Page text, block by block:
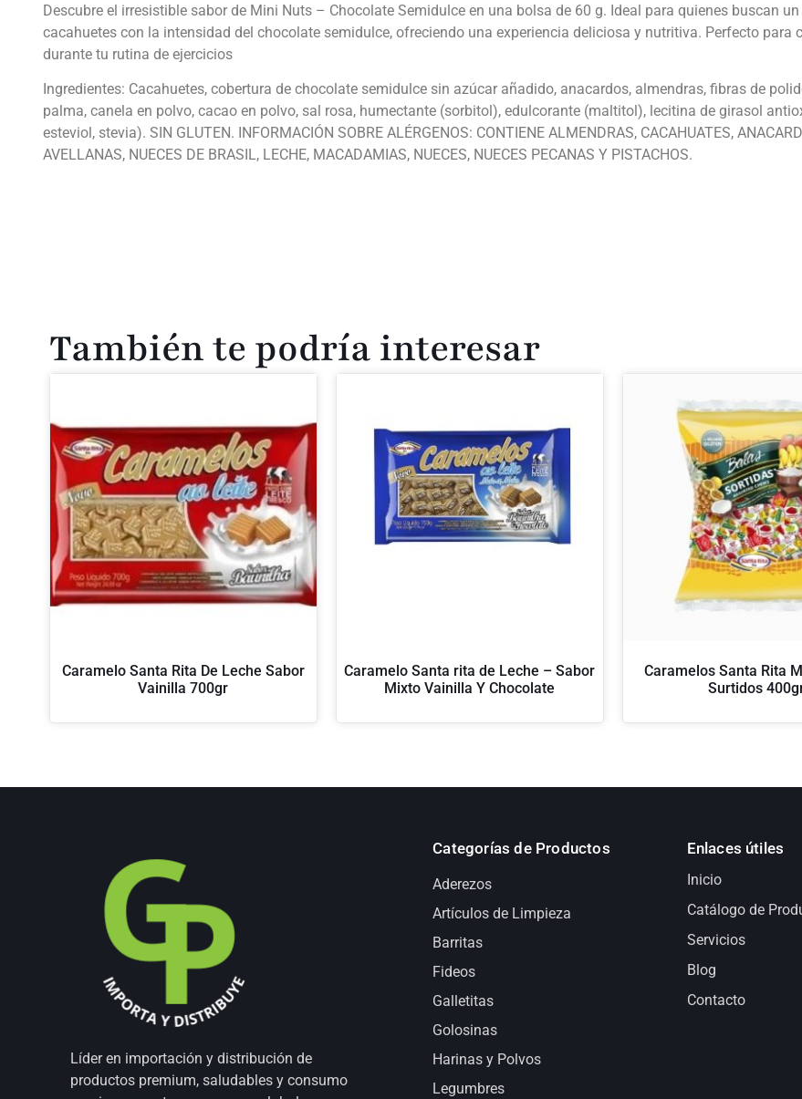
Descubre el irresistible sabor de Mini Nuts – Chocolate Semidulce en una bolsa de 60 g. Ideal para quienes buscan
cacahuetes con la intensidad del chocolate semidulce, ofreciendo una experiencia deliciosa y nutritiva. Perfecto para
durante tu rutina de ejercicios
Ingredientes: Cacahuetes, cobertura de chocolate semidulce sin azúcar añadido, anacardos, almendras, fibras de
palma, canela en polvo, cacao en polvo, sal rosa, humectante (sorbitol), edulcorante (maltitol), lecitina de girasol
esteviol, stevia). SIN GLUTEN. INFORMACIÓN SOBRE ALÉRGENOS: CONTIENE ALMENDRAS, CACAHUATES,
AVELLANAS, NUECES DE BRASIL, LECHE, MACADAMIAS, NUECES, NUECES PECANAS Y PISTACHOS.
También te podría interesar
Caramelo Santa Rita De Leche Sabor
Vainilla 700gr
Caramelo Santa rita de Leche – Sabor
Mixto Vainilla Y Chocolate
Caramelos Santa Rita
Surtidos
Líder en importación y distribución de
productos premium, saludables y consumo
Categorías de Productos
Aderezos
Artículos de Limpieza
Barritas
Fideos
Galletitas
Golosinas
Harinas y Polvos
Legumbres
Enlaces útiles
Inicio
Catálogo de
Servicios
Blog
Contacto